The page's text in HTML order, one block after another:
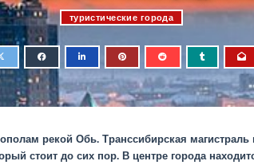
туристические города
рекой Обь. Транссибирская
стоит до сих пор. В центре города